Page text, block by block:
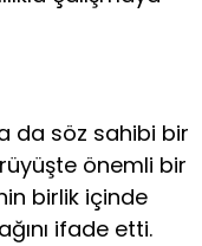
da söz sahibi bir
önemli bir
birlik içinde
ifade etti.